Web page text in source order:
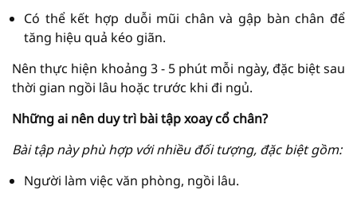
Có thể kết hợp duỗi mũi chân và gập bàn chân để
tăng hiệu quả kéo giãn.
Nên thực hiện khoảng 3 - 5 phút mỗi ngày, đặc biệt sau
thời gian ngồi lâu hoặc trước khi đi ngủ.
Những ai nên duy trì bài tập xoay cổ chân?
Bài tập này phù hợp với nhiều đối tượng, đặc biệt gồm:
Người làm việc văn phòng, ngồi lâu.